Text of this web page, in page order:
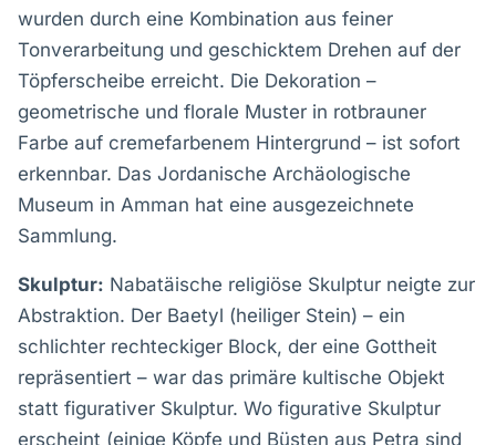
wurden durch eine Kombination aus feiner
Tonverarbeitung und geschicktem Drehen auf der
Töpferscheibe erreicht. Die Dekoration –
geometrische und florale Muster in rotbrauner
Farbe auf cremefarbenem Hintergrund – ist sofort
erkennbar. Das Jordanische Archäologische
Museum in Amman hat eine ausgezeichnete
Sammlung.
Skulptur: Nabatäische religiöse Skulptur neigte zur
Abstraktion. Der Baetyl (heiliger Stein) – ein
schlichter rechteckiger Block, der eine Gottheit
repräsentiert – war das primäre kultische Objekt
statt figurativer Skulptur. Wo figurative Skulptur
erscheint (einige Köpfe und Büsten aus Petra sind